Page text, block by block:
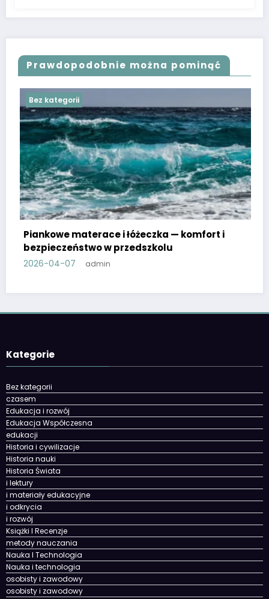
Prawdopodobnie można pominąć
— komfort i
materiały plastyczne
Kategorie
Bez kategorii
czasem
Edukacja i rozwój
Edukacja Współczesna
edukacji
Historia i cywilizacje
Historia nauki
Historia Świata
i lektury
i materiały edukacyjne
i odkrycia
i rozwój
Książki I Recenzje
metody nauczania